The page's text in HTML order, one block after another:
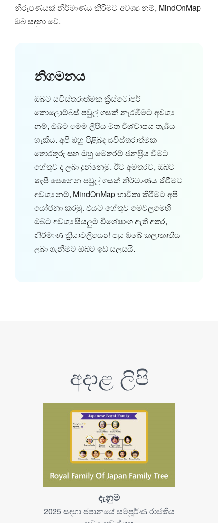
නිරූපණයක් නිර්මාණය කිරීමට අවශ්‍ය නම්, MindOnMap
ඔබ සඳහා වේ.
නිගමනය
ඔබට සවිස්තරාත්මක ක්‍රිස්ටෝපර්
කොලොම්බස් පවුල් ගසක් නැරඹීමට අවශ්‍ය
නම්, ඔබට මෙම ලිපිය මත විශ්වාසය තැබිය
හැකිය. අපි ඔහු පිළිබඳ සවිස්තරාත්මක
තොරතුරු සහ ඔහු මෙතරම් ජනප්‍රිය වීමට
හේතුව ද ලබා දුන්නෙමු. ඊට අමතරව, ඔබට
කැපී පෙනෙන පවුල් ගසක් නිර්මාණය කිරීමට
අවශ්‍ය නම්, MindOnMap භාවිතා කිරීමට අපි
යෝජනා කරමු. එයට හේතුව මෙවලමෙහි
ඔබට අවශ්‍ය සියලුම විශේෂාංග ඇති අතර,
නිර්මාණ ක්‍රියාවලියෙන් පසු ඔබේ කලාකෘතිය
ලබා ගැනීමට ඔබට ඉඩ සලසයි.
අදාළ ලිපි
දැනුම
2025 සඳහා ජපානයේ සම්පූර්ණ රාජකීය